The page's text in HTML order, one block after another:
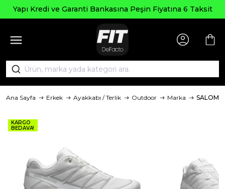
Yapı Kredi ve Garanti Bankasına Peşin Fiyatına 6 Taksit
Ana Sayfa Erkek Ayakkabı / Terlik Outdoor Marka
KARGO
BEDAVA!